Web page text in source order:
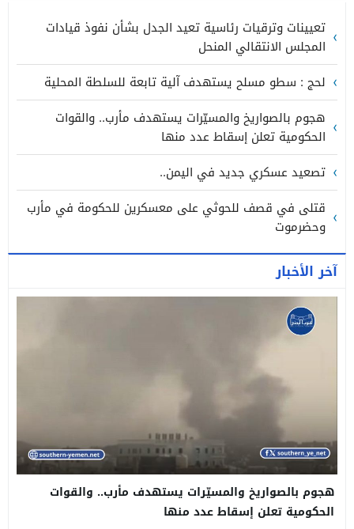
تعيينات وترقيات رئاسية تعيد الجدل بشأن نفوذ قيادات
المجلس الانتقالي المنحل
لحج : سطو مسلح يستهدف آلية تابعة للسلطة المحلية
هجوم بالصواريخ والمسيّرات يستهدف مأرب.. والقوات
الحكومية تعلن إسقاط عدد منها
تصعيد عسكري جديد في اليمن..
قتلى في قصف للحوثي على معسكرين للحكومة في مأرب
وحضرموت
آخر الأخبار
هجوم بالصواريخ والمسيّرات يستهدف مأرب.. والقوات
الحكومية تعلن إسقاط عدد منها